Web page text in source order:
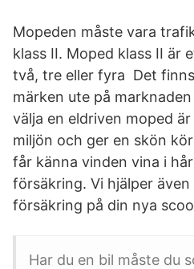
Mopeden måste vara
klass II. Moped klass II är
två, tre eller fyra Det
märken ute på
välja en eldriven moped
miljön och ger en skön
får känna vinden vina i
försäkring. Vi hjälper
försäkring på din nya
Har du en bil måste du